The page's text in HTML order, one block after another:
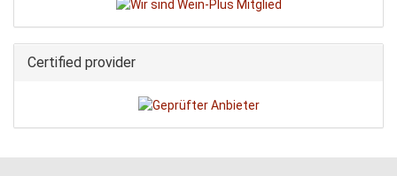
Certified provider